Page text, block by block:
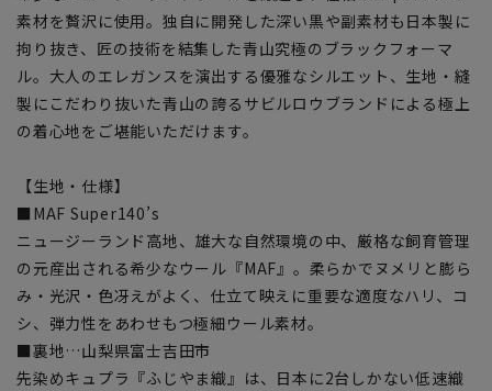
素材を贅沢に使用。独自に開発した深い黒や副素材も日本製に
拘り抜き、匠の技術を結集した青山究極のブラックフォーマ
ル。大人のエレガンスを演出する優雅なシルエット、生地・縫
製にこだわり抜いた青山の誇るサビルロウブランドによる極上
の着心地をご堪能いただけます。
【生地・仕様】
■MAF Super140’s
ニュージーランド高地、雄大な自然環境の中、厳格な飼育管理
の元産出される希少なウール『MAF』。柔らかでヌメリと膨ら
み・光沢・色冴えがよく、仕立て映えに重要な適度なハリ、コ
シ、弾力性をあわせもつ極細ウール素材。
■裏地…山梨県富士吉田市
先染めキュプラ『ふじやま織』は、日本に2台しかない低速織